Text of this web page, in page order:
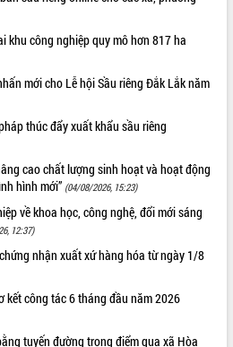
về
khu công nghiệp quy mô hơn 817 ha
mới cho Lễ hội Sầu riêng Đắk Lắk năm
thúc đẩy xuất khẩu sầu riêng
cao chất lượng sinh hoạt và hoạt động
hình mới” (04/08/2026, 15:23)
về khoa học, công nghệ, đổi mới sáng
12:37)
nhận xuất xứ hàng hóa từ ngày 1/8
kết công tác 6 tháng đầu năm 2026
tuyến đường trọng điểm qua xã Hòa